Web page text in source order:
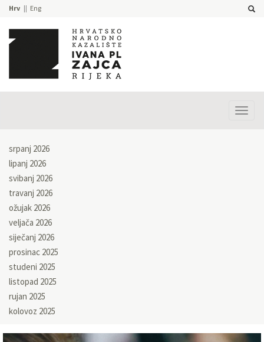
Hrv Eng
srpanj 2026
lipanj 2026
svibanj 2026
travanj 2026
ožujak 2026
veljača 2026
siječanj 2026
prosinac 2025
studeni 2025
listopad 2025
rujan 2025
kolovoz 2025